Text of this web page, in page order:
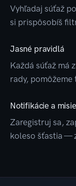
Vyhľadaj súťaž
si prispôsobíš
Jasné pravidlá
Každá súťaž má
rady, pomôžeme
Notifikácie a misie
Zaregistruj sa,
koleso šťastia —